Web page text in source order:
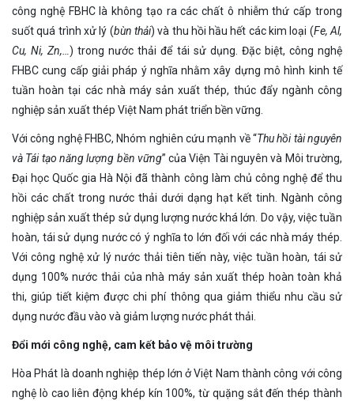
công nghệ FBHC là không tạo ra các chất ô nhiễm thứ cấp trong
suốt quá trình xử lý (bùn thải) và thu hồi hầu hết các kim loại (Fe, Al,
Cu, Ni, Zn,…) trong nước thải để tái sử dụng. Đặc biệt, công nghệ
FHBC cung cấp giải pháp ý nghĩa nhằm xây dựng mô hình kinh tế
tuần hoàn tại các nhà máy sản xuất thép, thúc đẩy ngành công
nghiệp sản xuất thép Việt Nam phát triển bền vững.
Với công nghệ FHBC, Nhóm nghiên cứu mạnh về “Thu hồi tài nguyên
và Tái tạo năng lượng bền vững” của Viện Tài nguyên và Môi trường,
Đại học Quốc gia Hà Nội đã thành công làm chủ công nghệ để thu
hồi các chất trong nước thải dưới dạng hạt kết tinh. Ngành công
nghiệp sản xuất thép sử dụng lượng nước khá lớn. Do vậy, việc tuần
hoàn, tái sử dụng nước có ý nghĩa to lớn đối với các nhà máy thép.
Với công nghệ xử lý nước thải tiên tiến này, việc tuần hoàn, tái sử
dụng 100% nước thải của nhà máy sản xuất thép hoàn toàn khả
thi, giúp tiết kiệm được chi phí thông qua giảm thiểu nhu cầu sử
dụng nước đầu vào và giảm lượng nước phát thải.
Đổi mới công nghệ, cam kết bảo vệ môi trường
Hòa Phát là doanh nghiệp thép lớn ở Việt Nam thành công với công
nghệ lò cao liên động khép kín 100%, từ quặng sắt đến thép thành